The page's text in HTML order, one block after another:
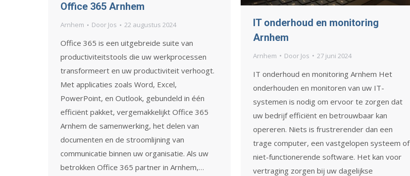
Office 365 Arnhem
Arnhem Door Jos 22 augustus 2024
Office 365 is een uitgebreide suite van
productiviteitstools die uw werkprocessen
transformeert en uw productiviteit verhoogt.
Met applicaties zoals Word, Excel,
PowerPoint, en Outlook, gebundeld in één
efficiënt pakket, vergemakkelijkt Office 365
Arnhem de samenwerking, het delen van
documenten en de stroomlijning van
communicatie binnen uw organisatie. Als uw
betrokken Office 365 partner in Arnhem,…
IT onderhoud en monitoring
Arnhem
Arnhem Door Jos 27 juni 2024
IT onderhoud en monitoring Arnhem Het
onderhouden en monitoren van uw IT-
systemen is nodig om ervoor te zorgen dat
uw bedrijf efficiënt en betrouwbaar kan
opereren. Niets is frustrerender dan een
trage computer, een vastgelopen systeem of
niet-functionerende software. Het kan voor
vertraging zorgen bij uw dagelijkse